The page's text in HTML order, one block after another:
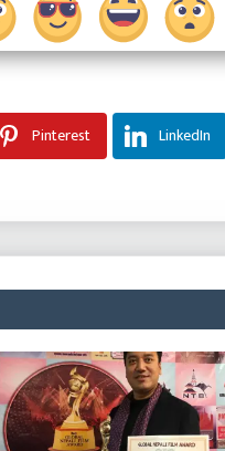
Pinterest LinkedIn